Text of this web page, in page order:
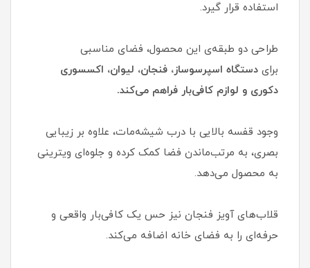
استفاده قرار گیرد.
طراحی دو طبقه‌ی این محصول، فضای مناسبی
برای دستگاه اسپرسوساز، فنجان، لیوان، اکسسوری
دکوری و لوازم کافی‌بار فراهم می‌کند.
وجود قفسه بالایی با درب شیشه‌مات، علاوه بر زیبایی
بصری، به مرتب‌ماندن فضا کمک کرده و جلوه‌ای ویترینی
به محصول می‌دهد.
قلاب‌های آویز فنجان نیز حس یک کافی‌بار واقعی و
حرفه‌ای را به فضای خانه اضافه می‌کند.